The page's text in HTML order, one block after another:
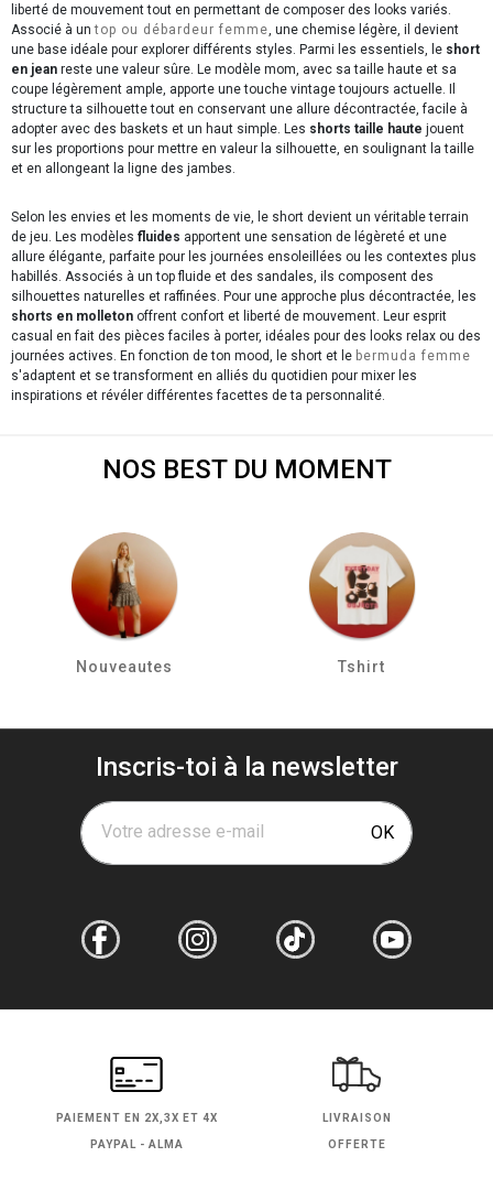
liberté de mouvement tout en permettant de composer des looks variés.
Associé à untop ou débardeur femme, une chemise légère, il devient
une base idéale pour explorer différents styles. Parmi les essentiels, le short
en jean reste une valeur sûre. Le modèle mom, avec sa taille haute et sa
coupe légèrement ample, apporte une touche vintage toujours actuelle. Il
structure ta silhouette tout en conservant une allure décontractée, facile à
adopter avec des baskets et un haut simple. Les shorts taille haute jouent
sur les proportions pour mettre en valeur la silhouette, en soulignant la taille
et en allongeant la ligne des jambes.
Selon les envies et les moments de vie, le short devient un véritable terrain
de jeu. Les modèles fluides apportent une sensation de légèreté et une
allure élégante, parfaite pour les journées ensoleillées ou les contextes plus
habillés. Associés à un top fluide et des sandales, ils composent des
silhouettes naturelles et raffinées. Pour une approche plus décontractée, les
shorts en molleton offrent confort et liberté de mouvement. Leur esprit
casual en fait des pièces faciles à porter, idéales pour des looks relax ou des
journées actives. En fonction de ton mood, le short et le bermuda femme
s'adaptent et se transforment en alliés du quotidien pour mixer les
inspirations et révéler différentes facettes de ta personnalité.
NOS BEST DU MOMENT
Nouveautes Tshirt
Inscris-toi à la newsletter
Votre adresse e-mail OK
PAIEMENT EN 2X,3X ET 4X
PAYPAL - ALMA
LIVRAISON
OFFERTE